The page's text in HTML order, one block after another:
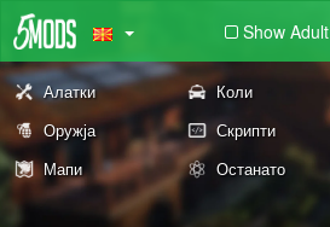
Show Adult
Алатки Коли
Оружја
Скрипти
Мапи
Останато